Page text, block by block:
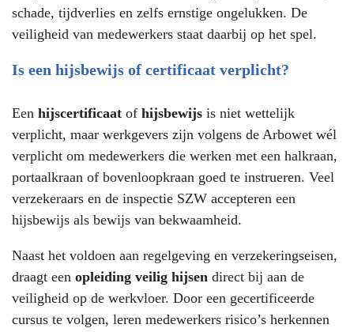
schade, tijdverlies en zelfs ernstige ongelukken. De
veiligheid van medewerkers staat daarbij op het spel.
Is een hijsbewijs of certificaat verplicht?
Een hijscertificaat of hijsbewijs is niet wettelijk
verplicht, maar werkgevers zijn volgens de Arbowet wél
verplicht om medewerkers die werken met een halkraan,
portaalkraan of bovenloopkraan goed te instrueren. Veel
verzekeraars en de inspectie SZW accepteren een
hijsbewijs als bewijs van bekwaamheid.
Naast het voldoen aan regelgeving en verzekeringseisen,
draagt een opleiding veilig hijsen direct bij aan de
veiligheid op de werkvloer. Door een gecertificeerde
cursus te volgen, leren medewerkers risico’s herkennen